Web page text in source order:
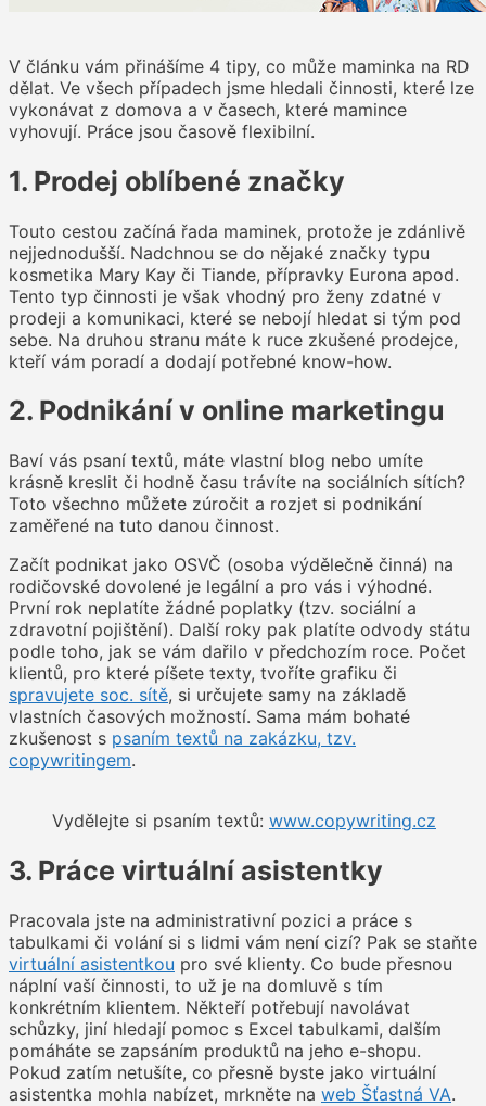
V článku vám přinášíme 4 tipy, co může maminka na RD
dělat. Ve všech případech jsme hledali činnosti, které lze
vykonávat z domova a v časech, které mamince
vyhovují. Práce jsou časově flexibilní.
1. Prodej oblíbené značky
Touto cestou začíná řada maminek, protože je zdánlivě
nejjednodušší. Nadchnou se do nějaké značky typu
kosmetika Mary Kay či Tiande, přípravky Eurona apod.
Tento typ činnosti je však vhodný pro ženy zdatné v
prodeji a komunikaci, které se nebojí hledat si tým pod
sebe. Na druhou stranu máte k ruce zkušené prodejce,
kteří vám poradí a dodají potřebné know-how.
2. Podnikání v online marketingu
Baví vás psaní textů, máte vlastní blog nebo umíte
krásně kreslit či hodně času trávíte na sociálních sítích?
Toto všechno můžete zúročit a rozjet si podnikání
zaměřené na tuto danou činnost.
Začít podnikat jako OSVČ (osoba výdělečně činná) na
rodičovské dovolené je legální a pro vás i výhodné.
První rok neplatíte žádné poplatky (tzv. sociální a
zdravotní pojištění). Další roky pak platíte odvody státu
podle toho, jak se vám dařilo v předchozím roce. Počet
klientů, pro které píšete texty, tvoříte grafiku či
spravujete soc. sítě, si určujete samy na základě
vlastních časových možností. Sama mám bohaté
zkušenost s psaním textů na zakázku, tzv.
copywritingem.
Vydělejte si psaním textů: www.copywriting.cz
3. Práce virtuální asistentky
Pracovala jste na administrativní pozici a práce s
tabulkami či volání si s lidmi vám není cizí? Pak se staňte
virtuální asistentkou pro své klienty. Co bude přesnou
náplní vaší činnosti, to už je na domluvě s tím
konkrétním klientem. Někteří potřebují navolávat
schůzky, jiní hledají pomoc s Excel tabulkami, dalším
pomáháte se zapsáním produktů na jeho e-shopu.
Pokud zatím netušíte, co přesně byste jako virtuální
asistentka mohla nabízet, mrkněte na web Šťastná VA.